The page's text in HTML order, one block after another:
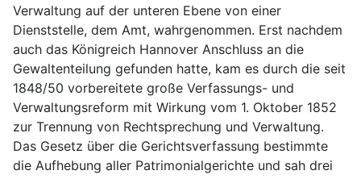
Verwaltung auf der unteren Ebene von einer
Dienststelle, dem Amt, wahrgenommen. Erst nachdem
auch das Königreich Hannover Anschluss an die
Gewaltenteilung gefunden hatte, kam es durch die seit
1848/50 vorbereitete große Verfassungs- und
Verwaltungsreform mit Wirkung vom 1. Oktober 1852
zur Trennung von Rechtsprechung und Verwaltung.
Das Gesetz über die Gerichtsverfassung bestimmte
die Aufhebung aller Patrimonialgerichte und sah drei